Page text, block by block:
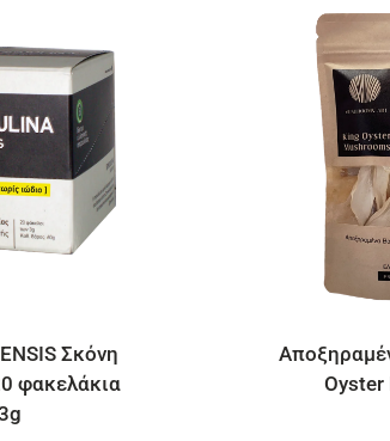
Αποξηραμένα ελληνικά King
Oyster Mushrooms